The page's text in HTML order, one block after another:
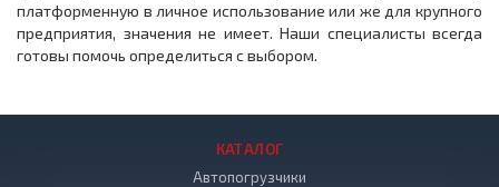
платформенную в личное использование или же для крупного
предприятия, значения не имеет. Наши специалисты всегда
готовы помочь определиться с выбором.
КАТАЛОГ
Автопогрузчики